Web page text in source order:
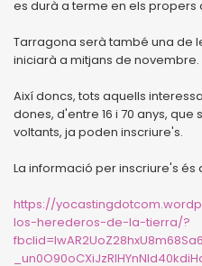
es durà a terme en els propers
Tarragona serà també una de
iniciarà a mitjans de novembre.
Així doncs, tots aquells
dones, d'entre 16 i 70 anys,
voltants, ja poden inscriure's.
La informació per inscriure's és
https://
los-herederos-de-la-tierra/?